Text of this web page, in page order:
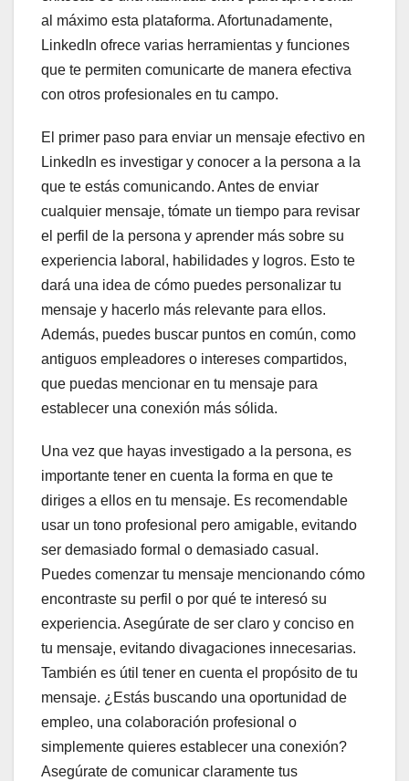
al máximo esta plataforma. Afortunadamente,
LinkedIn ofrece varias herramientas y funciones
que te permiten comunicarte de manera efectiva
con otros profesionales en tu campo.
El primer paso para enviar un mensaje efectivo en
LinkedIn es investigar y conocer a la persona a la
que te estás comunicando. Antes de enviar
cualquier mensaje, tómate un tiempo para revisar
el perfil de la persona y aprender más sobre su
experiencia laboral, habilidades y logros. Esto te
dará una idea de cómo puedes personalizar tu
mensaje y hacerlo más relevante para ellos.
Además, puedes buscar puntos en común, como
antiguos empleadores o intereses compartidos,
que puedas mencionar en tu mensaje para
establecer una conexión más sólida.
Una vez que hayas investigado a la persona, es
importante tener en cuenta la forma en que te
diriges a ellos en tu mensaje. Es recomendable
usar un tono profesional pero amigable, evitando
ser demasiado formal o demasiado casual.
Puedes comenzar tu mensaje mencionando cómo
encontraste su perfil o por qué te interesó su
experiencia. Asegúrate de ser claro y conciso en
tu mensaje, evitando divagaciones innecesarias.
También es útil tener en cuenta el propósito de tu
mensaje. ¿Estás buscando una oportunidad de
empleo, una colaboración profesional o
simplemente quieres establecer una conexión?
Asegúrate de comunicar claramente tus